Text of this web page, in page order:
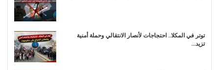
توتر في المكلا.. احتجاجات لأنصار الانتقالي وحملة أمنية
تزيد…